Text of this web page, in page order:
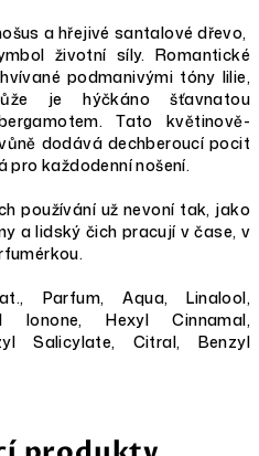
a hřejivé santalové dřevo,
životní síly. Romantické
podmanivými tóny lilie,
je hýčkáno šťavnatou
Tato květinově-
dodává dechberoucí pocit
každodenní nošení.
používání už nevoní tak, jako
a lidský čich pracují v čase, v
Parfum, Aqua, Linalool,
Ionone, Hexyl Cinnamal,
Salicylate, Citral, Benzyl